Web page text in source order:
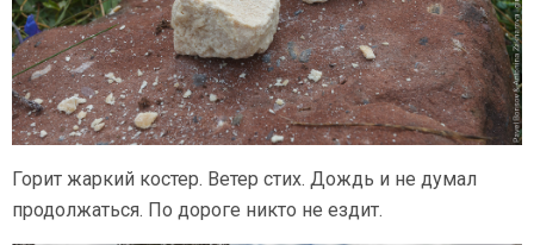
Горит жаркий костер. Ветер стих. Дождь и не думал
продолжаться. По дороге никто не ездит.